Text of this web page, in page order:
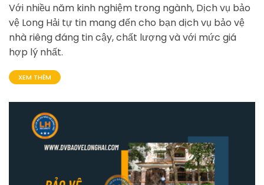
Với nhiều năm kinh nghiệm trong ngành, Dịch vụ bảo
vệ Long Hải tự tin mang đến cho bạn dịch vụ bảo vệ
nhà riêng đáng tin cậy, chất lượng và với mức giá
hợp lý nhất.
XEM THÊM